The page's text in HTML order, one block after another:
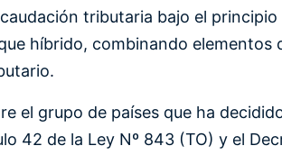
tributaria bajo el
híbrido, combinando elementos
el grupo de países que ha
42 de la Ley Nº 843 (TO) y el